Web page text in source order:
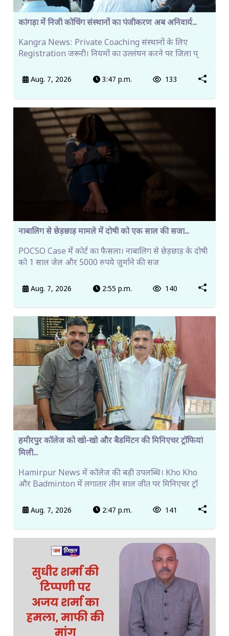
कांगड़ा में निजी कोचिंग संस्थानों का पंजीकरण अब अनिवार्य...
Kangra News: Private Coaching संस्थानों के लिए
Registration जरूरी। नियमों का उल्लंघन करने पर जिला प्
Aug. 7, 2026 3:47 p.m. 133
नाबालिग से छेड़छाड़ मामले में दोषी को एक साल की सजा...
POCSO Case में कोर्ट का फैसला। नाबालिग से छेड़छाड़ के दोषी
को 1 साल जेल और 5000 रुपये जुर्माने की सज
Aug. 7, 2026 2:55 p.m. 140
हमीरपुर कॉलेज को खो-खो और बैडमिंटन की मिनिएचर ट्रॉफियां
मिली...
Hamirpur News में कॉलेज की बड़ी उपलब्धि। Kho Kho
और Badminton में लगातार तीन साल जीत पर मिनिएचर ट्रॉ
Aug. 7, 2026 2:47 p.m. 141